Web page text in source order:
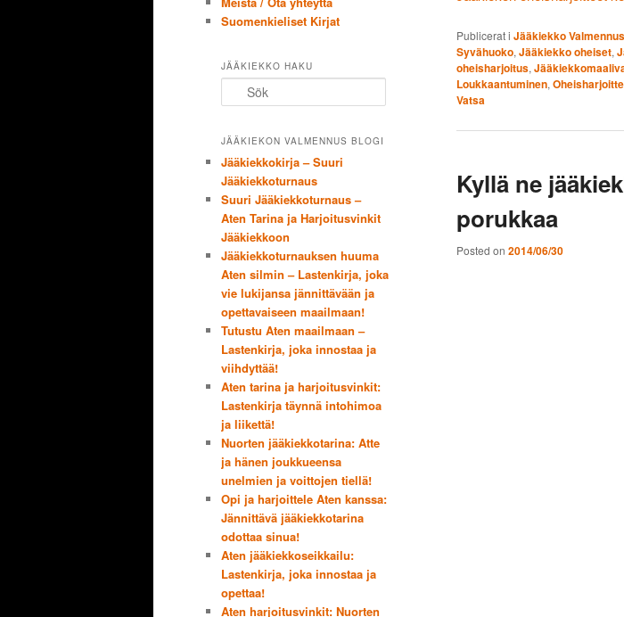
Publicerat i Jääkiekko
Syvähuoko, Jääkiekko oheiset,
oheisharjoitus,
Loukkaantuminen,
Vatsa
Kyllä ne
porukkaa
Posted on 2014/06/30
Suomenkieliset Kirjat
JÄÄKIEKKO HAKU
JÄÄKIEKON VALMENNUS BLOGI
Jääkiekkokirja – Suuri
Jääkiekkoturnaus
Suuri Jääkiekkoturnaus –
Aten Tarina ja Harjoitusvinkit
Jääkiekkoon
Jääkiekkoturnauksen huuma
Aten silmin – Lastenkirja, joka
vie lukijansa jännittävään ja
opettavaiseen maailmaan!
Tutustu Aten maailmaan –
Lastenkirja, joka innostaa ja
viihdyttää!
Aten tarina ja harjoitusvinkit:
Lastenkirja täynnä intohimoa
ja liikettä!
Nuorten jääkiekkotarina: Atte
ja hänen joukkueensa
unelmien ja voittojen tiellä!
Opi ja harjoittele Aten kanssa:
Jännittävä jääkiekkotarina
odottaa sinua!
Aten jääkiekkoseikkailu:
Lastenkirja, joka innostaa ja
opettaa!
Aten harjoitusvinkit: Nuorten